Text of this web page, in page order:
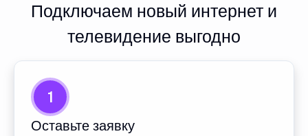
Подключаем новый интернет и
телевидение выгодно
1
Оставьте заявку